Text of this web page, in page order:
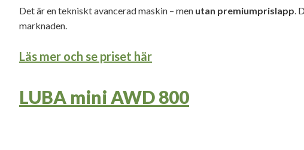
Det är en tekniskt avancerad maskin – men utan premiumprislapp.
marknaden.
Läs mer och se priset här
LUBA mini AWD 800